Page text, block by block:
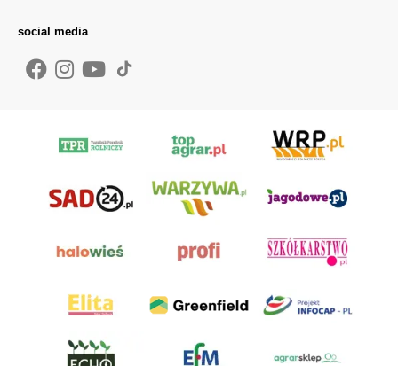
social media